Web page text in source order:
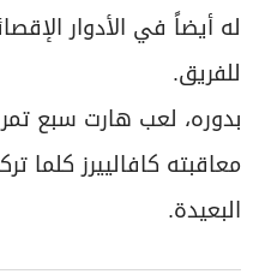
للفريق.
بدوره، لعب هارت سبع
معاقبته كافالييرز كلما
البعيدة.